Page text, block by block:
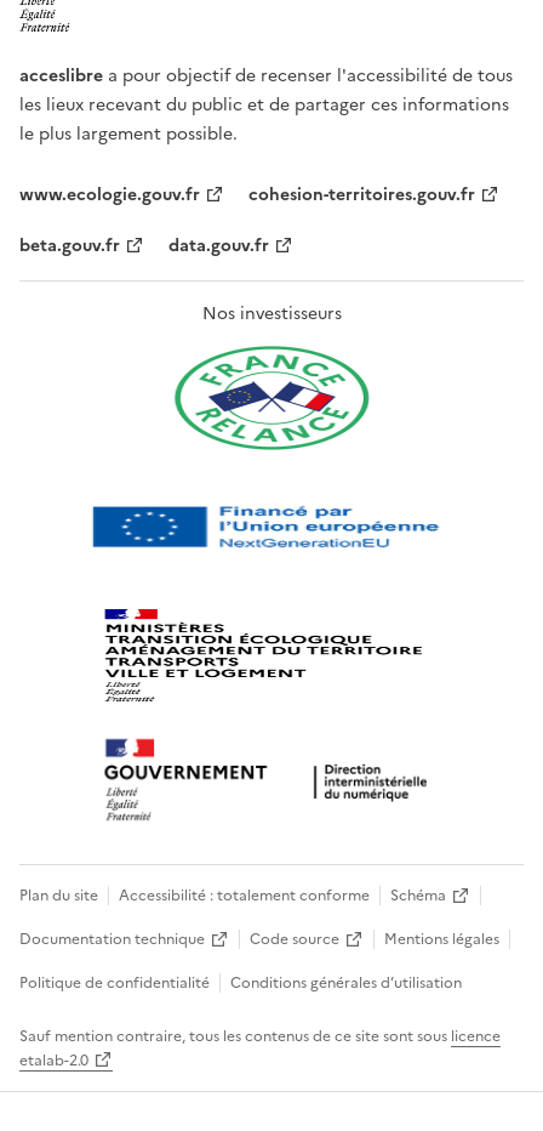
acceslibre a pour objectif de recenser l'accessibilité de tous
les lieux recevant du public et de partager ces informations
le plus largement possible.
www.ecologie.gouv.fr
cohesion-territoires.gouv.fr
beta.gouv.fr
data.gouv.fr
Nos investisseurs
Plan du site Accessibilité : totalement conforme
Schéma
Documentation technique
Code source
Mentions légales
Politique de confidentialité
Conditions générales d’utilisation
Sauf mention contraire, tous les contenus de ce site sont sous licence
etalab-2.0